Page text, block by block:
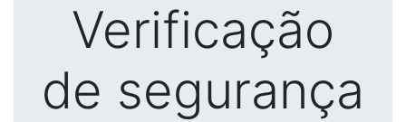
Verificação
de segurança